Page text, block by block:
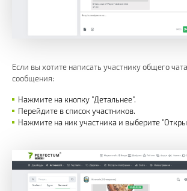
Если вы хотите написать участнику общего
сообщения:
Нажмите на кнопку "Детальнее".
Перейдите в список участников.
Нажмите на ник участника и выберите